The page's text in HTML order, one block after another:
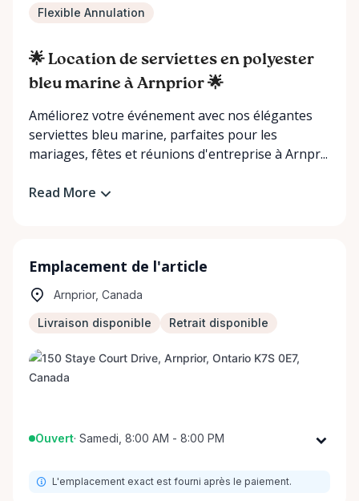
Flexible Annulation
🌟 Location de serviettes en polyester
bleu marine à Arnprior 🌟
Améliorez votre événement avec nos élégantes
serviettes bleu marine, parfaites pour les
mariages, fêtes et réunions d'entreprise à Arnpr...
Read More
Emplacement de l'article
Arnprior, Canada
Livraison disponible Retrait disponible
Ouvert· Samedi, 8:00 AM - 8:00 PM
Mardi
8:00 AM - 8:00 PM
L'emplacement exact est fourni après le paiement.